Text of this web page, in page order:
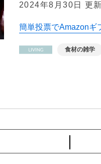
2024年8月30日 更新
簡単投票でAmazonギ
食材の雑学